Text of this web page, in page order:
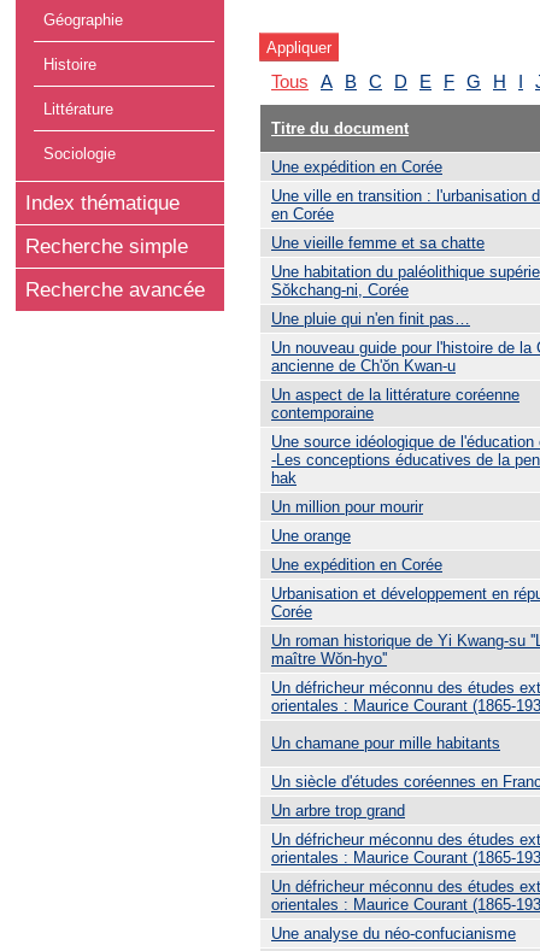
Géographie
Histoire
Littérature
Sociologie
Index thématique
Recherche simple
Recherche avancée
Tous A B C D E F G H I
Titre du document
Une expédition en Corée
Une ville en transition : l'urbanisation
en Corée
Une vieille femme et sa chatte
Une habitation du paléolithique
Sŏkchang-ni, Corée
Une pluie qui n'en finit pas…
Un nouveau guide pour l'histoire de la
ancienne de Ch'ŏn Kwan-u
Un aspect de la littérature coréenne
contemporaine
Une source idéologique de l'éducation
-Les conceptions éducatives de la
hak
Un million pour mourir
Une orange
Une expédition en Corée
Urbanisation et développement en
Corée
Un roman historique de Yi Kwang-su
maître Wŏn-hyo''
Un défricheur méconnu des études
orientales : Maurice Courant (1865-
Un chamane pour mille habitants
Un siècle d'études coréennes en
Un arbre trop grand
Un défricheur méconnu des études
orientales : Maurice Courant (1865-
Un défricheur méconnu des études
orientales : Maurice Courant (1865-
Une analyse du néo-confucianisme